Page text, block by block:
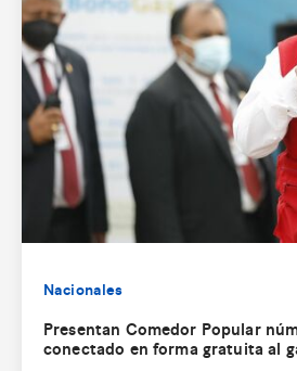
Nacionales
Presentan Comedor Popular
conectado en forma gratuita al